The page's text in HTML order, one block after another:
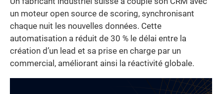
un moteur open source de scoring, synchronisant
chaque nuit les nouvelles données. Cette
automatisation a réduit de 30 % le délai entre la
création d’un lead et sa prise en charge par un
commercial, améliorant ainsi la réactivité globale.